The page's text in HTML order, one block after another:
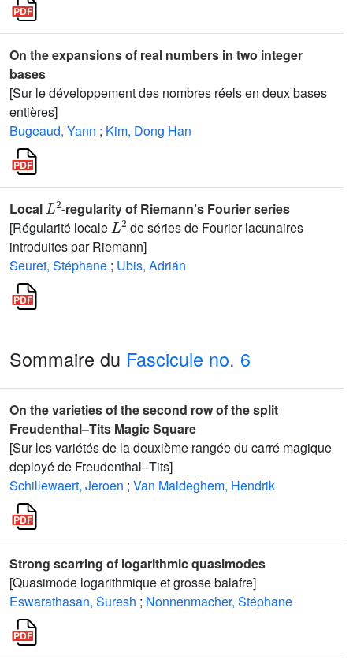
On the expansions of real numbers in two integer
bases
[Sur le développement des nombres réels en deux bases
entières]
Bugeaud, Yann ; Kim, Dong Han
Local
2
-regularity of Riemann’s Fourier series
[Régularité locale
L2
de séries de Fourier lacunaires
introduites par Riemann]
Seuret, Stéphane ; Ubis, Adrián
Sommaire du Fascicule no. 6
On the varieties of the second row of the split
Freudenthal–Tits Magic Square
[Sur les variétés de la deuxième rangée du carré magique
deployé de Freudenthal–Tits]
Schillewaert, Jeroen ; Van Maldeghem, Hendrik
Strong scarring of logarithmic quasimodes
[Quasimode logarithmique et grosse balafre]
Eswarathasan, Suresh ; Nonnenmacher, Stéphane